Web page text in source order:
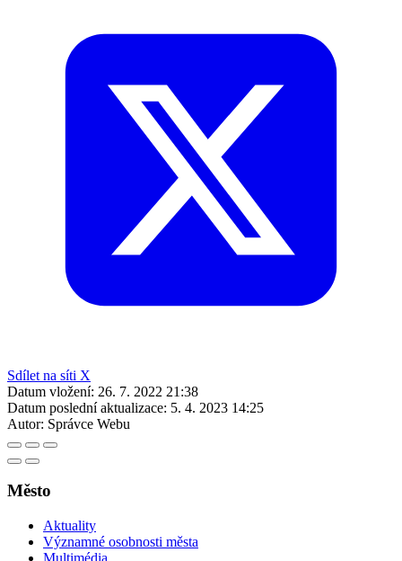
Sdílet na síti X
Datum vložení: 26. 7. 2022 21:38
Datum poslední aktualizace: 5. 4. 2023 14:25
Autor: Správce Webu
Město
Aktuality
Významné osobnosti města